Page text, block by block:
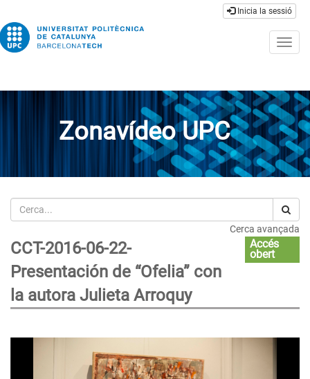
Inicia la sessió
Zonavídeo UPC
Cerca
Cerca avançada
CCT-2016-06-22-
Presentación de “Ofelia” con
la autora Julieta Arroquy
Accés
obert